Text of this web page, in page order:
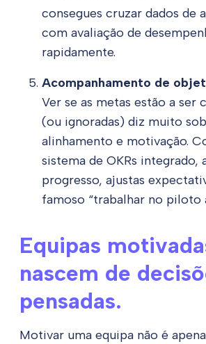
consegues cruzar dados de
com avaliação de
rapidamente.
Acompanhamento de
Ver se as metas estão a ser
(ou ignoradas) diz muito
alinhamento e motivação.
sistema de OKRs integrado,
progresso, ajustas
famoso “trabalhar no piloto
Equipas
nascem de
pensadas.
Motivar uma equipa não é